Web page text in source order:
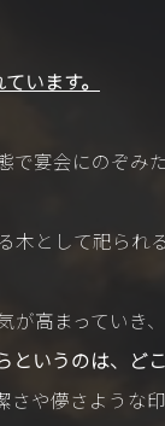
います。
宴会にのぞみた
として祀られ
が高まってい
というのは、ど
や儚さような